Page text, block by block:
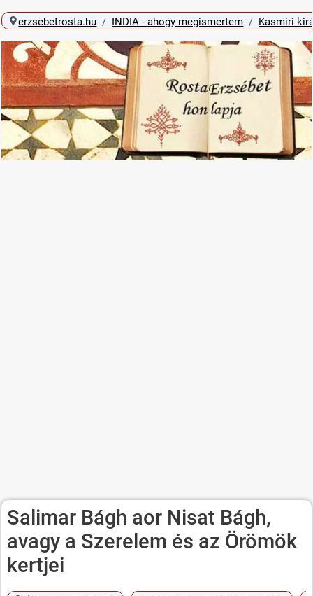
erzsebetrosta.hu INDIA - ahogy megismertem Kasmiri
Salimar Bágh aor Nisat Bágh,
avagy a Szerelem és az Örömök
kertjei